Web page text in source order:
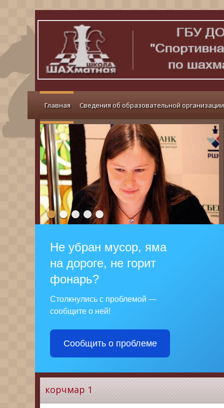
Главная Сведения об образовательной организации
Не убран мусор, яма
на дороге, не горит
фонарь?
Столкнулись с проблемой —
сообщите о ней!
Сообщить о проблеме
корчмар 1